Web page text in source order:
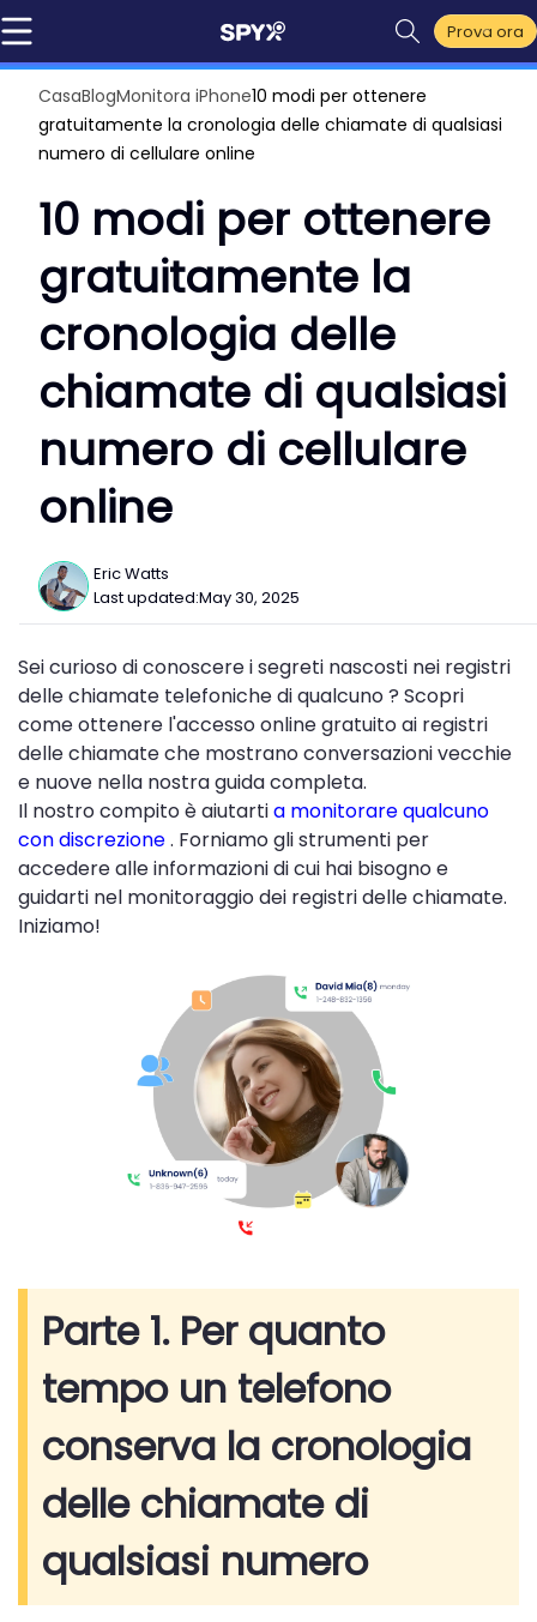
Prova ora
CasaBlogMonitora iPhone10 modi per ottenere
gratuitamente la cronologia delle chiamate di qualsiasi
numero di cellulare online
10 modi per ottenere
gratuitamente la
cronologia delle
chiamate di qualsiasi
numero di cellulare
online
Eric Watts
Last updated:May 30, 2025
Sei curioso di conoscere i segreti nascosti nei registri
delle chiamate telefoniche di qualcuno ? Scopri
come ottenere l'accesso online gratuito ai registri
delle chiamate che mostrano conversazioni vecchie
e nuove nella nostra guida completa.
Il nostro compito è aiutartia monitorare qualcuno
con discrezione. Forniamo gli strumenti per
accedere alle informazioni di cui hai bisogno e
guidarti nel monitoraggio dei registri delle chiamate.
Iniziamo!
Parte 1. Per quanto
tempo un telefono
conserva la cronologia
delle chiamate di
qualsiasi numero